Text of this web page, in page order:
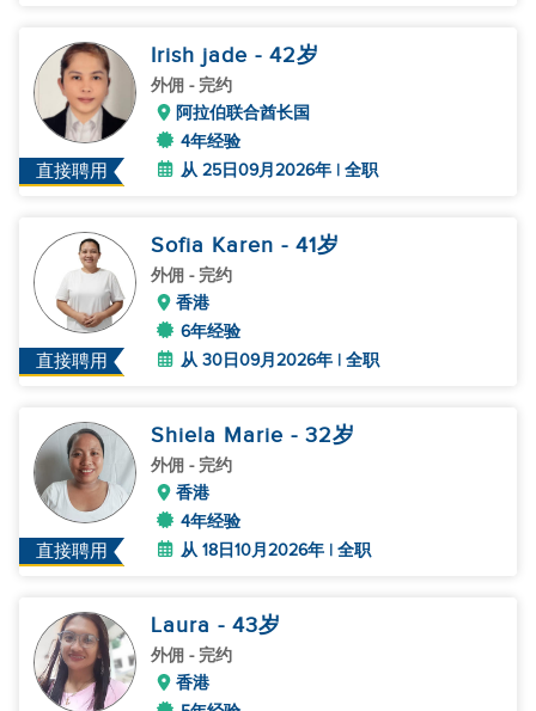
直接聘用
Irish jade - 42岁
外佣 - 完约
阿拉伯联合酋长国
4年经验
从 25日09月2026年 | 全职
直接聘用
Sofia Karen - 41岁
外佣 - 完约
香港
6年经验
从 30日09月2026年 | 全职
直接聘用
Shiela Marie - 32岁
外佣 - 完约
香港
4年经验
从 18日10月2026年 | 全职
Laura - 43岁
外佣 - 完约
香港